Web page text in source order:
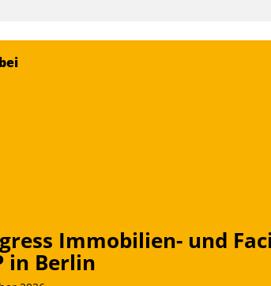
Immobilien- und
in Berlin